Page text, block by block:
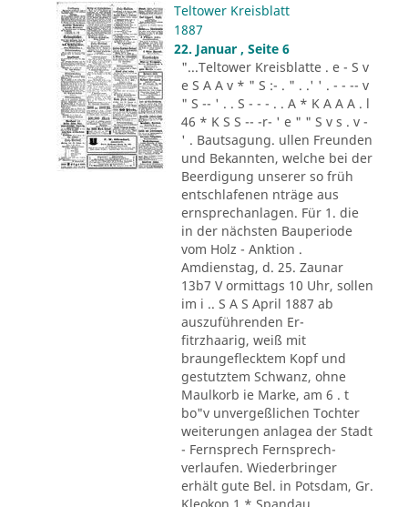
Teltower Kreisblatt
1887
22. Januar , Seite 6
"...Teltower Kreisblatte . e - S v
e S A A v * " S :- . " . .' ' . - - -- v
" S -- ' . . S - - - . . A * K A A A . l
46 * K S S -- -r- ' e " " S v s . v -
' . Bautsagung. ullen Freunden
und Bekannten, welche bei der
Beerdigung unserer so früh
entschlafenen nträge aus
ernsprechanlagen. Für 1. die
in der nächsten Bauperiode
vom Holz - Anktion .
Amdienstag, d. 25. Zaunar
13b7 V ormittags 10 Uhr, sollen
im i .. S A S April 1887 ab
auszuführenden Er-
fitrzhaarig, weiß mit
braungeflecktem Kopf und
gestutztem Schwanz, ohne
Maulkorb ie Marke, am 6 . t
bo"v unvergeßlichen Tochter
weiterungen anlagea der Stadt
- Fernsprech Fernsprech-
verlaufen. Wiederbringer
erhält gute Bel. in Potsdam, Gr.